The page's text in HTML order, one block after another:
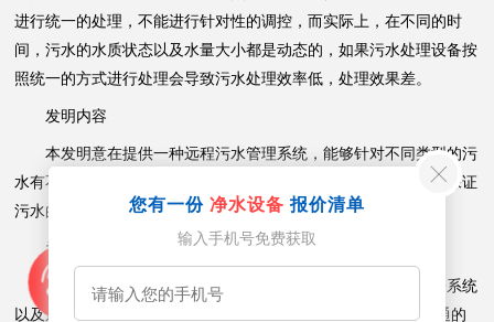
进行统一的处理，不能进行针对性的调控，而实际上，在不同的时
间，污水的水质状态以及水量大小都是动态的，如果污水处理设备按
照统一的方式进行处理会导致污水处理效率低，处理效果差。
发明内容
本发明意在提供一种远程污水管理系统，能够针对不同类型的污
水有不同的调控措施，使得调控的手段更具针对性，可以有效地保证
污水的处理质量。
为了解决上述技术问题，本申请提供如下技术方案：
一种远程污水管理系统，包括污水处理子系统、数据监测子系统
以及远程管理服务器;所述污水处理子系统包括通过管道依次连通的
您有一份 净水设备 报价清单
输入手机号免费获取